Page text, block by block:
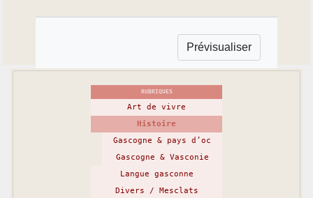
RUBRIQUES
Art de vivre
Histoire
Gascogne & pays d’oc
Gascogne & Vasconie
Langue gasconne
Divers / Mesclats